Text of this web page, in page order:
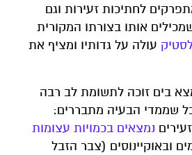
לחתיכות זעירות וגם
אותו בצורתו המקורית
עולה על גדותיו ומציף את
בים זוכה לתשומת לב רבה
שממדי הבעיה מתבררים:
נמצאים בכמויות עצומות
ובאוקיינוסים (צבר הזבל